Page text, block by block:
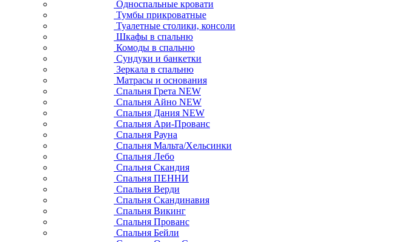
Односпальные кровати
Тумбы прикроватные
Туалетные столики, консоли
Шкафы в спальню
Комоды в спальню
Сундуки и банкетки
Зеркала в спальню
Матрасы и основания
Спальня Грета NEW
Спальня Айно NEW
Спальня Дания NEW
Спальня Ари-Прованс
Спальня Рауна
Спальня Мальта/Хельсинки
Спальня Лебо
Спальня Скандия
Спальня ПЕННИ
Спальня Верди
Спальня Скандинавия
Спальня Викинг
Спальня Прованс
Спальня Бейли